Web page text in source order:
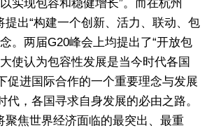
实现包容和稳健增长”。而在杭州
提出“构建一个创新、活力、联动、包
。两届G20峰会上均提出了“开放包
使认为包容性发展是当今时代各国
促进国际合作的一个重要理念与发展
代，各国寻求自身发展的必由之路。
聚焦世界经济面临的最突出、最重